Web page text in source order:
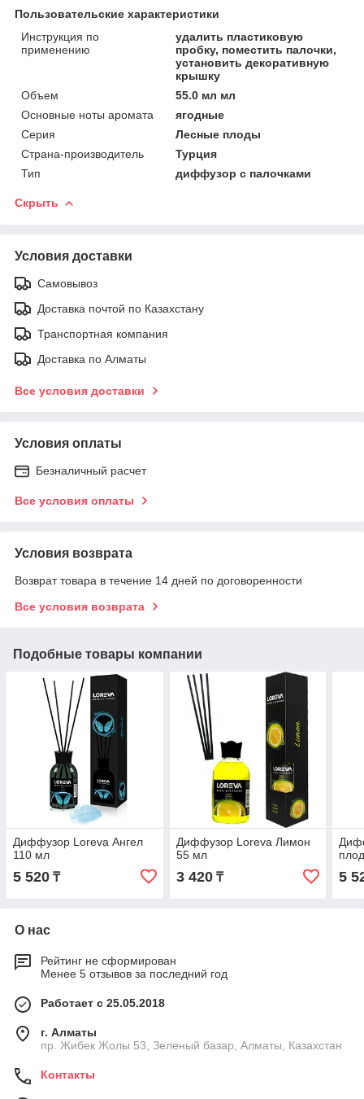
Пользовательские характеристики
Инструкция по
применению
удалить пластиковую
пробку, поместить палочки,
установить декоративную
крышку
Объем
55.0 мл мл
Основные ноты аромата
ягодные
Серия
Лесные плоды
Страна-производитель
Турция
Тип
диффузор с палочками
Скрыть
Условия доставки
Самовывоз
Доставка почтой по Казахстану
Транспортная компания
Доставка по Алматы
Все условия доставки
Условия оплаты
Безналичный расчет
Все условия оплаты
Условия возврата
Возврат товара в течение 14 дней по договоренности
Все условия возврата
Подобные товары компании
Диффузор Loreva Ангел
110 мл
5 520 ₸
Диффузор Loreva Лимон
55 мл
3 420₸ 5
О нас
Рейтинг не сформирован
Менее 5 отзывов за последний год
Работает с 25.05.2018
г. Алматы
пр. Жибек Жолы 53, Зеленый базар, Алматы, Казахстан
Контакты